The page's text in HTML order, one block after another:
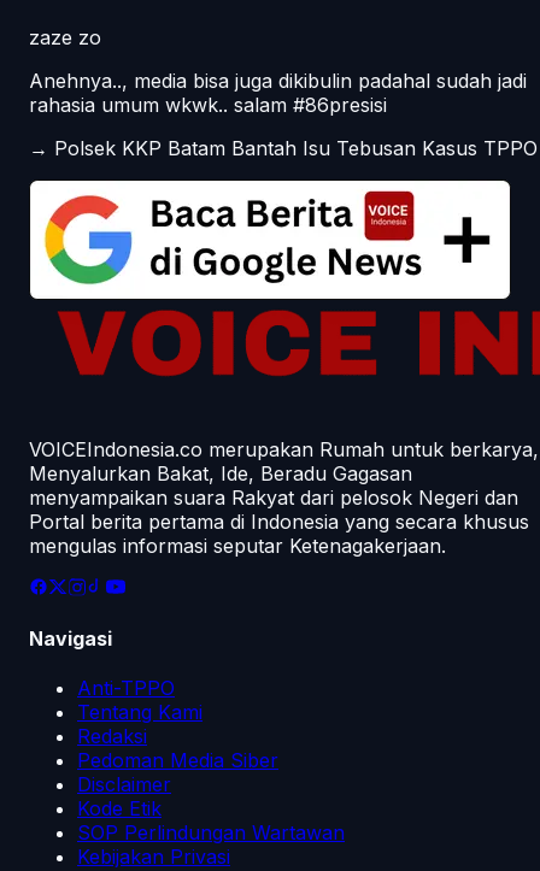
zaze zo
Anehnya.., media bisa juga dikibulin padahal sudah jadi
rahasia umum wkwk.. salam #86presisi
→ Polsek KKP Batam Bantah Isu Tebusan Kasus TPPO
VOICEIndonesia.co merupakan Rumah untuk berkarya,
Menyalurkan Bakat, Ide, Beradu Gagasan
menyampaikan suara Rakyat dari pelosok Negeri dan
Portal berita pertama di Indonesia yang secara khusus
mengulas informasi seputar Ketenagakerjaan.
Navigasi
Anti-TPPO
Tentang Kami
Redaksi
Pedoman Media Siber
Disclaimer
Kode Etik
SOP Perlindungan Wartawan
Kebijakan Privasi